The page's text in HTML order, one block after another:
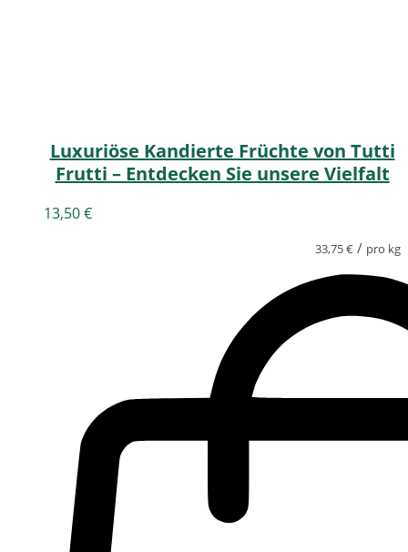
Luxuriöse Kandierte Früchte von Tutti
Frutti – Entdecken Sie unsere Vielfalt
13,50€
33,75€ / pro kg